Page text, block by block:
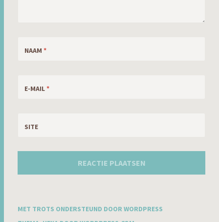
NAAM *
E-MAIL*
SITE
MET TROTS ONDERSTEUND DOOR WORDPRESS